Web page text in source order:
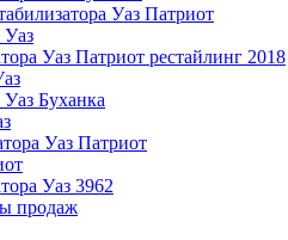
Уаз Патриот
Уаз Патриот рестайлинг 2018
Буханка
Уаз Патриот
Уаз 3962
продаж